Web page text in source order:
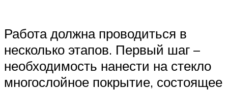
Работа должна проводиться в
несколько этапов. Первый шаг –
необходимость нанести на стекло
многослойное покрытие, состоящее